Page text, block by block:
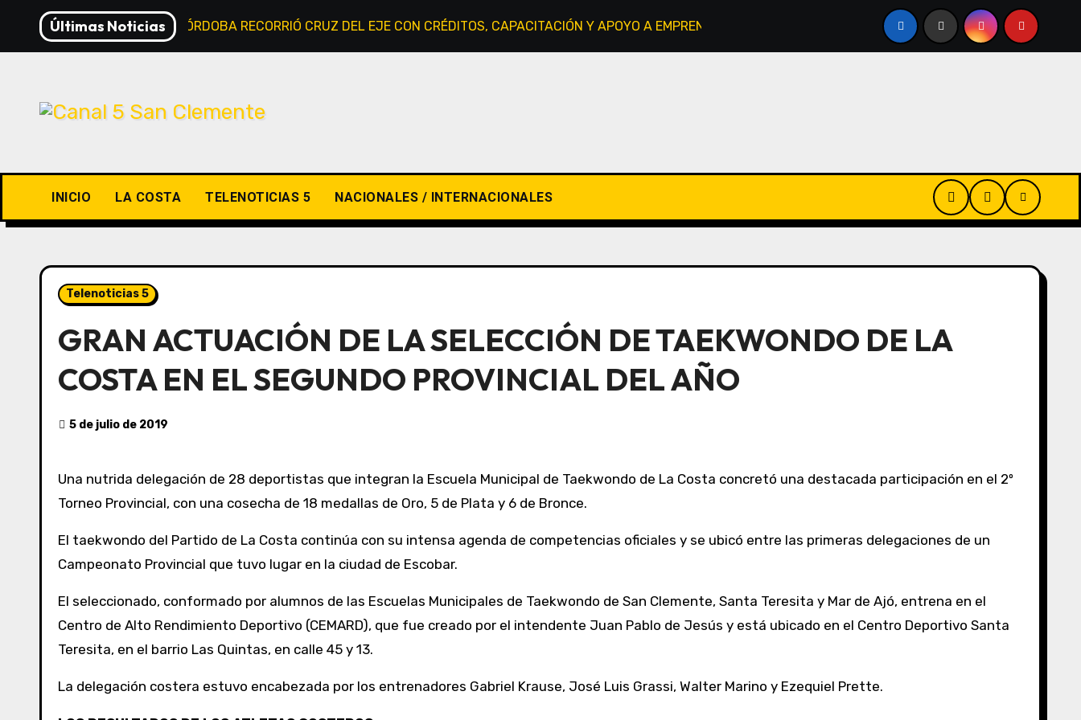
contenido
Últimas Noticias
EL GOBIERNO DE CÓRDOBA RECORRIÓ CRUZ DEL EJE CON CRÉDITOS, CAPACITACIÓN Y APOYO A EMPRENDEDORES POR QUÉ BRASIL EVALÚA BLOQUEAR LA
INICIO LA COSTA TELENOTICIAS 5 NACIONALES / INTERNACIONALES
Telenoticias 5
GRAN ACTUACIÓN DE LA SELECCIÓN DE TAEKWONDO DE LA
COSTA EN EL SEGUNDO PROVINCIAL DEL AÑO
5 de julio de 2019
Una nutrida delegación de 28 deportistas que integran la Escuela Municipal de Taekwondo de La Costa concretó una destacada participación en el 2º
Torneo Provincial, con una cosecha de 18 medallas de Oro, 5 de Plata y 6 de Bronce.
El taekwondo del Partido de La Costa continúa con su intensa agenda de competencias oficiales y se ubicó entre las primeras delegaciones de un
Campeonato Provincial que tuvo lugar en la ciudad de Escobar.
El seleccionado, conformado por alumnos de las Escuelas Municipales de Taekwondo de San Clemente, Santa Teresita y Mar de Ajó, entrena en el
Centro de Alto Rendimiento Deportivo (CEMARD), que fue creado por el intendente Juan Pablo de Jesús y está ubicado en el Centro Deportivo Santa
Teresita, en el barrio Las Quintas, en calle 45 y 13.
La delegación costera estuvo encabezada por los entrenadores Gabriel Krause, José Luis Grassi, Walter Marino y Ezequiel Prette.